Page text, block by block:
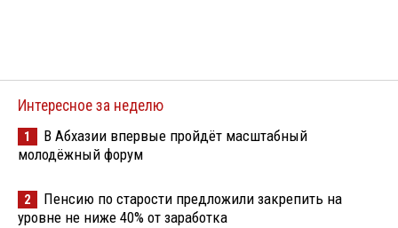
Интересное за неделю
1
В Абхазии впервые пройдёт масштабный
молодёжный форум
2
Пенсию по старости предложили закрепить на
уровне не ниже 40% от заработка